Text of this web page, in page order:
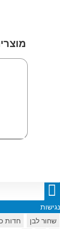
נגישות
שחור לבן
חדות